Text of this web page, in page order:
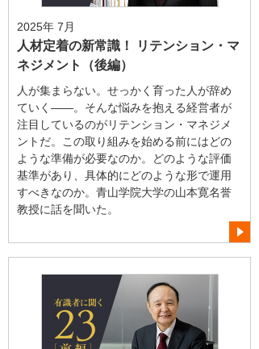
2025年 7月
人材定着の新常識！ リテンション・マ
ネジメント（後編）
人が集まらない。せっかく育った人が辞め
ていく――。そんな悩みを抱える経営者が
注目しているのがリテンション・マネジメ
ントだ。この取り組みを始める前にはどの
ような準備が必要なのか。どのような評価
基準があり、具体的にどのような形で運用
すべきなのか。青山学院大学の山本寛名誉
教授に話を聞いた。